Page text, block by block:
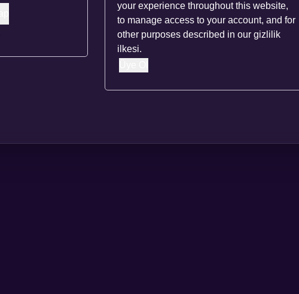
your experience throughout this website,
to manage access to your account, and for
other purposes described in ourgizlilik
ilkesi.